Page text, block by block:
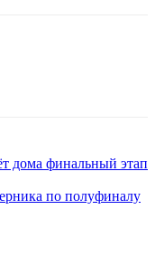
дома финальный этап
по полуфиналу